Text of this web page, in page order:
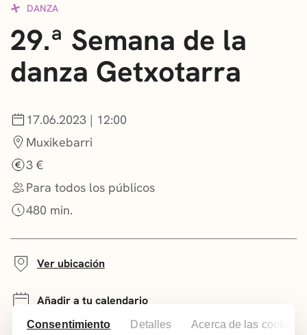
Consentimiento Detalles Acerca de las cookies
NOTICIAS
GETXO KULTURA
ASOCIACIONES CULTURALES
DANZA
29.ª Semana de la
danza Getxotarra
17.06.2023 | 12:00
Muxikebarri
3 €
Para todos los públicos
480 min.
Ver ubicación
Añadir a tu calendario